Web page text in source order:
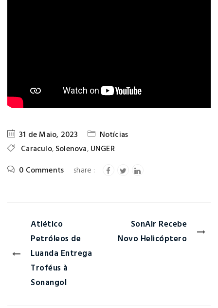
31 de Maio, 2023
Notícias
Caraculo,Solenova,UNGER
0 Comments
Atlético
Petróleos de
Luanda Entrega
Troféus à
Sonangol
SonAir Recebe
Novo Helicóptero